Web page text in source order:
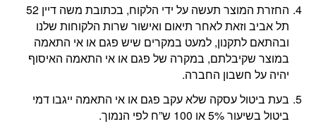
החזרת המוצר תעשה על ידי הלקוח, בכתובת משה דיין 52
תל אביב וזאת לאחר תיאום ואישור שרות הלקוחות שלנו
ובהתאם לתקנון, למעט במקרים שיש פגם או אי התאמה
במוצר שקיבלתם, במקרה של פגם או אי התאמה האיסוף
יהיה על חשבון החברה.
בעת ביטול עסקה שלא עקב פגם או אי התאמה ייגבו דמי
ביטול בשיעור 5% או 100 ש”ח לפי הנמוך.